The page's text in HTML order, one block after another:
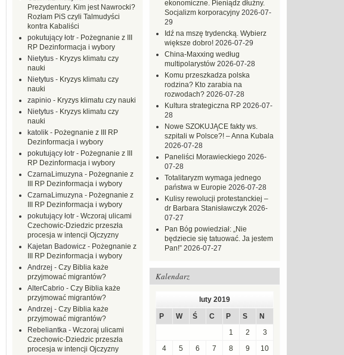
ekonomiczne. Pieniądz dłużny.
Socjalizm korporacyjny 2026-07-
29
Idź na mszę trydencką. Wybierz
większe dobro! 2026-07-29
China-Maxxing według
multipolarystów 2026-07-28
Komu przeszkadza polska
rodzina? Kto zarabia na
rozwodach? 2026-07-28
Kultura strategiczna RP 2026-07-
28
Nowe SZOKUJĄCE fakty ws.
szpitali w Polsce?! – Anna Kubala
2026-07-28
Paneliści Morawieckiego 2026-
07-28
Totalitaryzm wymaga jednego
państwa w Europie 2026-07-28
Kulisy rewolucji protestanckiej –
dr Barbara Stanisławczyk 2026-
07-27
Pan Bóg powiedział: „Nie
będziecie się tatuować. Ja jestem
Pan!” 2026-07-27
Kalendarz
luty 2019
P
W Ś C P S
N
1
2
3
4
5 6 7 8 9
10
Prezydentury. Kim jest Nawrocki?
Rozłam PiS czyli Talmudyści
kontra Kabaliści
pokutujący łotr - Pożegnanie z III
RP Dezinformacja i wybory
Nietytus - Kryzys klimatu czy
nauki
Nietytus - Kryzys klimatu czy
nauki
zapinio - Kryzys klimatu czy nauki
Nietytus - Kryzys klimatu czy
nauki
katolik - Pożegnanie z III RP
Dezinformacja i wybory
pokutujący łotr - Pożegnanie z III
RP Dezinformacja i wybory
CzarnaLimuzyna - Pożegnanie z
III RP Dezinformacja i wybory
CzarnaLimuzyna - Pożegnanie z
III RP Dezinformacja i wybory
pokutujący łotr - Wczoraj ulicami
Czechowic-Dziedzic przeszła
procesja w intencji Ojczyzny
Kajetan Badowicz - Pożegnanie z
III RP Dezinformacja i wybory
Andrzej - Czy Biblia każe
przyjmować migrantów?
AlterCabrio - Czy Biblia każe
przyjmować migrantów?
Andrzej - Czy Biblia każe
przyjmować migrantów?
Rebeliantka - Wczoraj ulicami
Czechowic-Dziedzic przeszła
procesja w intencji Ojczyzny